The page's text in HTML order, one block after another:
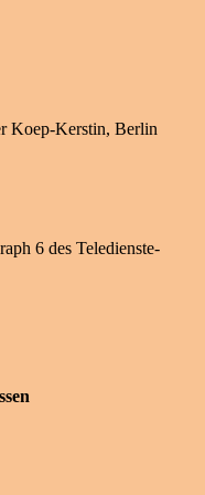
Koep-Kerstin, Berlin
6 des Teledienste-